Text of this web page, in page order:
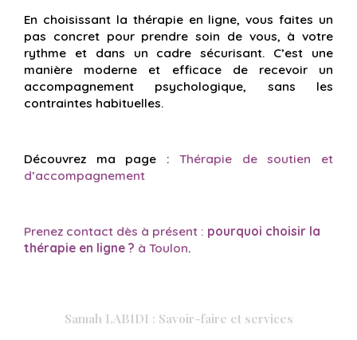
En choisissant la thérapie en ligne, vous faites un
pas concret pour prendre soin de vous, à votre
rythme et dans un cadre sécurisant. C’est une
manière moderne et efficace de recevoir un
accompagnement psychologique, sans les
contraintes habituelles.
Découvrez ma page :Thérapie de soutien et
d’accompagnement
Prenez contact dès à présent : pourquoi choisir la
thérapie en ligne ? à Toulon.
Samah LABIDI : Savoir-faire et services